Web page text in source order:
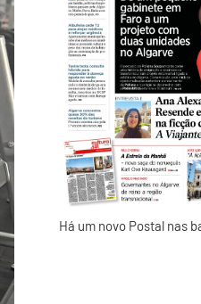
Há um novo Postal nas